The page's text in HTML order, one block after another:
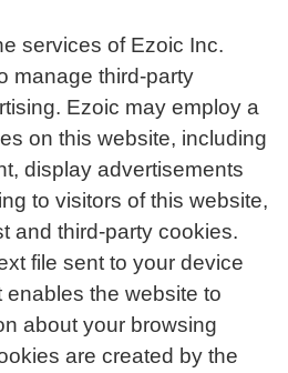
services of Ezoic Inc.
manage third-party
Ezoic may employ a
on this website, including
display advertisements
to visitors of this website,
and third-party cookies.
file sent to your device
the website to
about your browsing
are created by the